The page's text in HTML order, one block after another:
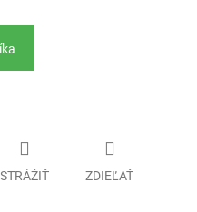
STRÁŽIŤ ZDIEĽAŤ